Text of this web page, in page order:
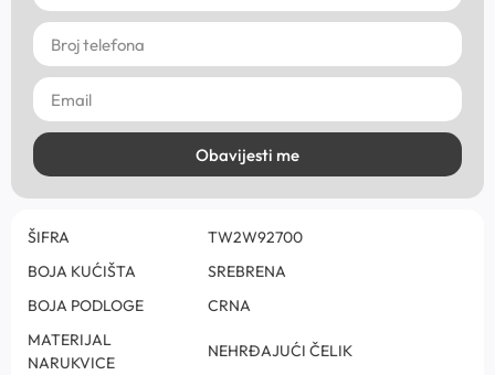
Obavijesti me
ŠIFRA
TW2W92700
BOJA KUĆIŠTA
SREBRENA
BOJA PODLOGE
CRNA
MATERIJAL
NARUKVICE
NEHRĐAJUĆI ČELIK